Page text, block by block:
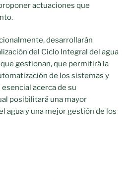
actuaciones que
desarrollarán
del Ciclo Integral del agua
gestionan, que permitirá la
de los sistemas y
acerca de su
posibilitará una mayor
agua y una mejor gestión de los